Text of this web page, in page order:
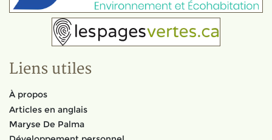
Liens utiles
À propos
Articles en anglais
Maryse De Palma